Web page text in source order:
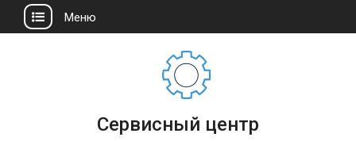
Меню
Сервисный центр